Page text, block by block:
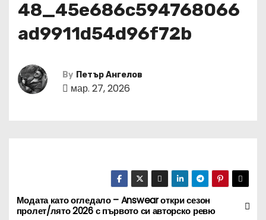
48_45e686c594768066
ad9911d54d96f72b
By Петър Ангелов
мар. 27, 2026
Н
Модата като огледало – Answear откри сезон
пролет/лято 2026 с първото си авторско ревю